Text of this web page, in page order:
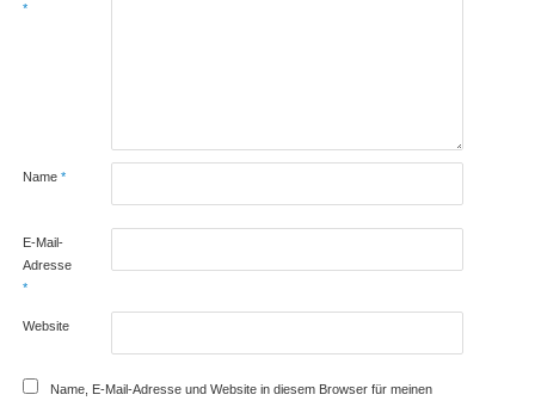
*
Name *
E-Mail-
Adresse
*
Website
Name, E-Mail-Adresse und Website in diesem Browser für meinen